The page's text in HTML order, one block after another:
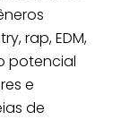
rap, EDM,
potencial
e
de